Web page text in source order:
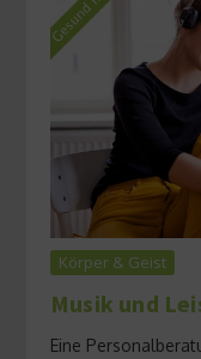
Körper & Geist
Musik und
Eine